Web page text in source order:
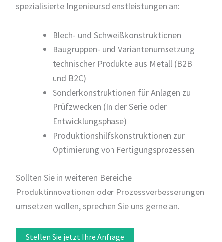
spezialisierte Ingenieursdienstleistungen an:
Blech- und Schweißkonstruktionen
Baugruppen- und Variantenumsetzung
technischer Produkte aus Metall (B2B
und B2C)
Sonderkonstruktionen für Anlagen zu
Prüfzwecken (In der Serie oder
Entwicklungsphase)
Produktionshilfskonstruktionen zur
Optimierung von Fertigungsprozessen
Sollten Sie in weiteren Bereiche
Produktinnovationen oder Prozessverbesserungen
umsetzen wollen, sprechen Sie uns gerne an.
Stellen Sie jetzt Ihre Anfrage